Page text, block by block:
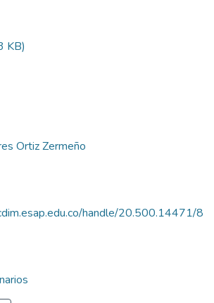
KB)
Ortiz Zermeño
handle/20.500.14471/8